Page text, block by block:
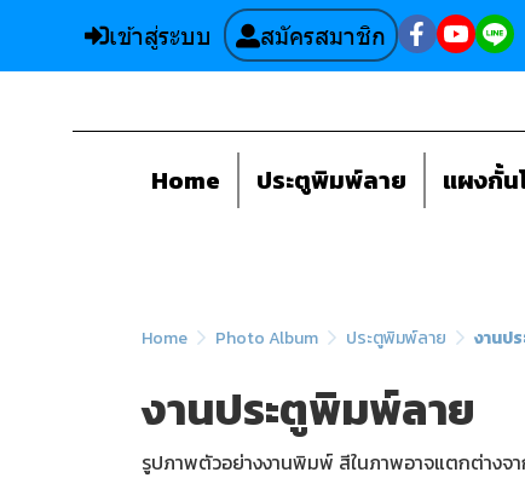
เข้าสู่ระบบ สมัครสมาชิก
Home ประตูพิมพ์ลาย แผงกั้น
Home Photo Album ประตูพิมพ์ลาย งานป
งานประตูพิมพ์ลาย
รูปภาพตัวอย่างงานพิมพ์ สีในภาพอาจแตกต่าง